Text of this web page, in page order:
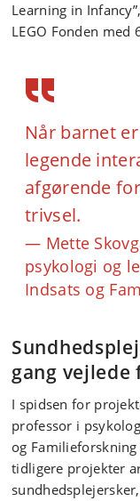
Learning in
LEGO Fonden
Når barnet
legende
afgørende
trivsel.
Mette
psykologi og
Indsats og
gang
I spidsen for
professor i
og
tidligere projekter